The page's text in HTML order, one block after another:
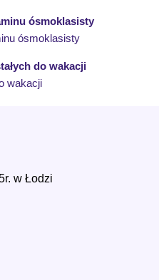
ósmoklasisty
ósmoklasisty
do wakacji
wakacji
w Łodzi